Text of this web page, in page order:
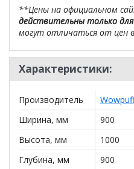
**Цены на официальном
действительны только
могут отличаться от цен
Характеристики:
Производитель
Ширина, мм
900
Высота, мм
1000
Глубина, мм
900